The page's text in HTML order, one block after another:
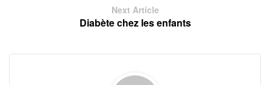
Next Article
Diabète chez les enfants